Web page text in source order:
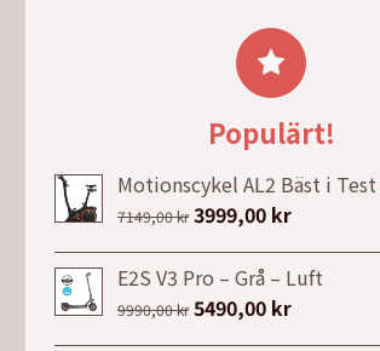
7999,00 kr.
är:
5999,00 kr.
Populärt!
Motionscykel AL2 Bäst i
7149,00kr Det
priset
var:
3999,00 krDet
priset
är:
E2S V3 Pro – Grå – Luft
9990,00kr Det
5490,00 krDet